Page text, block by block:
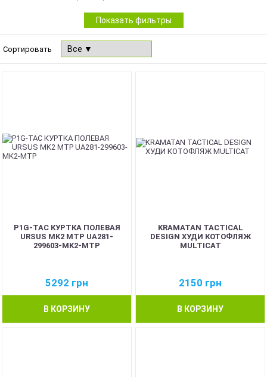
Показать фильтры
Сортировать
P1G-TAC КУРТКА ПОЛЕВАЯ
URSUS MK2 MTP UA281-
299603-MK2-MTP
5292 грн
В КОРЗИНУ
KRAMATAN TACTICAL
DESIGN ХУДИ КОТОФЛЯЖ
MULTICAT
2150 грн
В КОРЗИНУ